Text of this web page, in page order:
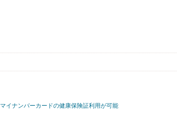
マイナンバーカードの健康保険証利用が可能